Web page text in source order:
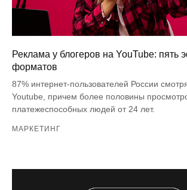
Реклама у блогеров на YouTube: пять
форматов
87% интернет-пользователей России
Youtube, причем более половины
платежеспособных людей от 24 лет.
МАРКЕТИНГ